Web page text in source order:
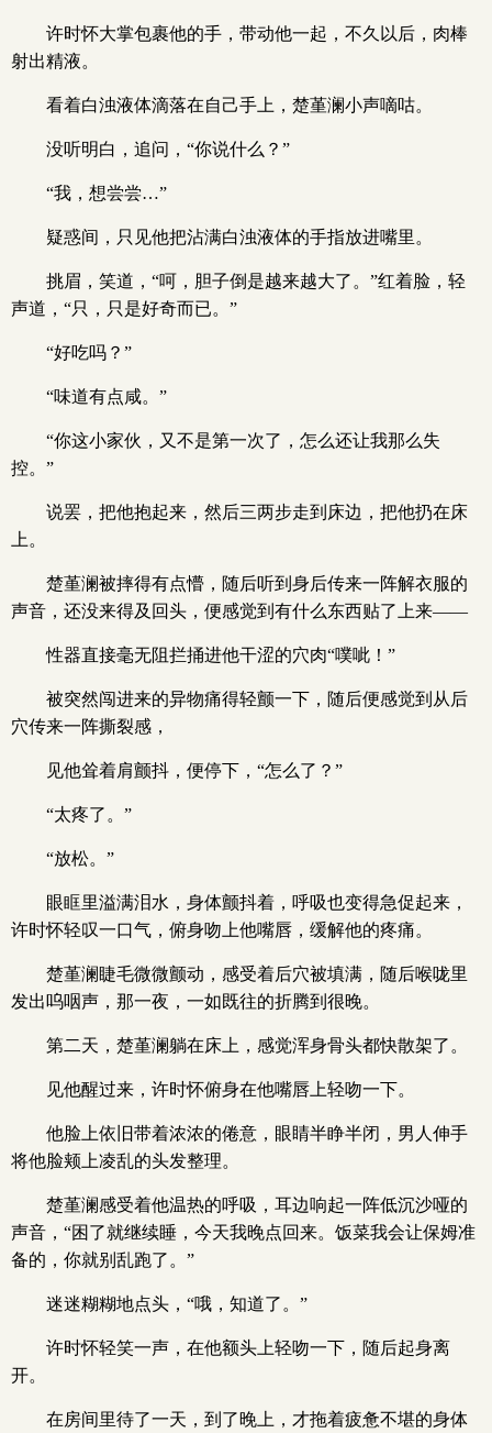
许时怀大掌包裹他的手，带动他一起，不久以后，肉棒
射出精液。
看着白浊液体滴落在自己手上，楚堇澜小声嘀咕。
没听明白，追问，“你说什么？”
“我，想尝尝…”
疑惑间，只见他把沾满白浊液体的手指放进嘴里。
挑眉，笑道，“呵，胆子倒是越来越大了。”红着脸，轻
声道，“只，只是好奇而已。”
“好吃吗？”
“味道有点咸。”
“你这小家伙，又不是第一次了，怎么还让我那么失
控。”
说罢，把他抱起来，然后三两步走到床边，把他扔在床
上。
楚堇澜被摔得有点懵，随后听到身后传来一阵解衣服的
声音，还没来得及回头，便感觉到有什么东西贴了上来——
性器直接毫无阻拦捅进他干涩的穴肉“噗呲！”
被突然闯进来的异物痛得轻颤一下，随后便感觉到从后
穴传来一阵撕裂感，
见他耸着肩颤抖，便停下，“怎么了？”
“太疼了。”
“放松。”
眼眶里溢满泪水，身体颤抖着，呼吸也变得急促起来，
许时怀轻叹一口气，俯身吻上他嘴唇，缓解他的疼痛。
楚堇澜睫毛微微颤动，感受着后穴被填满，随后喉咙里
发出呜咽声，那一夜，一如既往的折腾到很晚。
第二天，楚堇澜躺在床上，感觉浑身骨头都快散架了。
见他醒过来，许时怀俯身在他嘴唇上轻吻一下。
他脸上依旧带着浓浓的倦意，眼睛半睁半闭，男人伸手
将他脸颊上凌乱的头发整理。
楚堇澜感受着他温热的呼吸，耳边响起一阵低沉沙哑的
声音，“困了就继续睡，今天我晚点回来。饭菜我会让保姆准
备的，你就别乱跑了。”
迷迷糊糊地点头，“哦，知道了。”
许时怀轻笑一声，在他额头上轻吻一下，随后起身离
开。
在房间里待了一天，到了晚上，才拖着疲惫不堪的身体